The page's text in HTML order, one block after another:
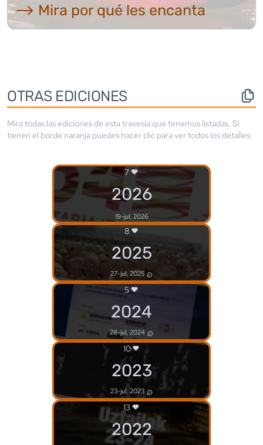
⟶ Mira por qué les encanta
OTRAS EDICIONES
Mira todas las ediciones de esta travesía que tenemos listadas. Si
tienen el borde naranja puedes hacer clic para ver todos los detalles.
7
2026
19-jul, 2026
8
2025
27-jul, 2025
5
2024
28-jul, 2024
10
2023
23-jul, 2023
13
2022